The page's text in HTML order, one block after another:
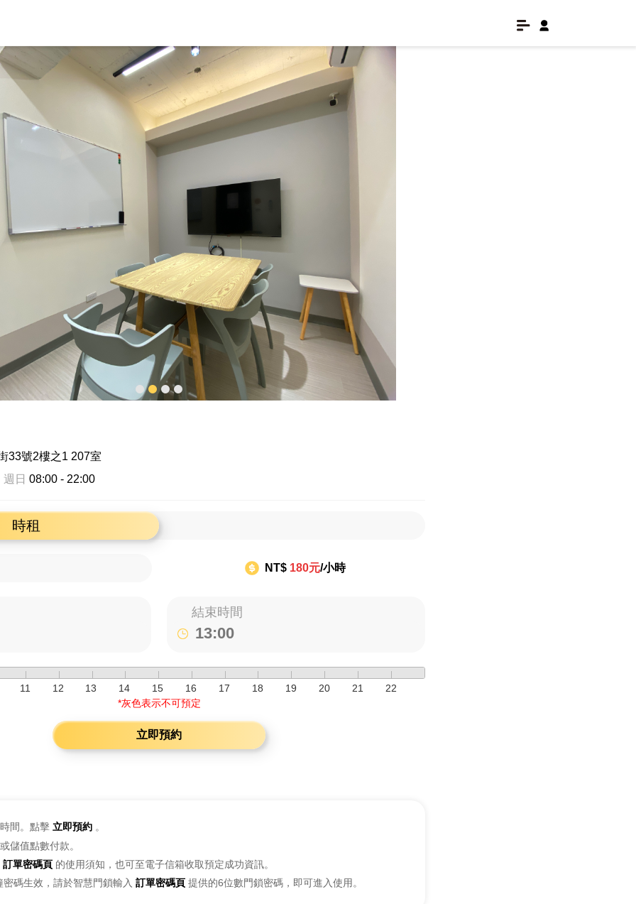
33號2樓之1 207室
日 08:00 - 22:00
時租
NT$ 180元/小時
結束時間
11 12 13 14 15 16 17 18 19 20 21
22
*灰色表示不可預定
立即預約
間。點擊 立即預約 。
儲值點數付款。
訂單密碼頁 的使用須知，也可至電子信箱收取預定成功資訊。
碼生效，請於智慧門鎖輸入 訂單密碼頁 提供的6位數門鎖密碼，即可進入使用。